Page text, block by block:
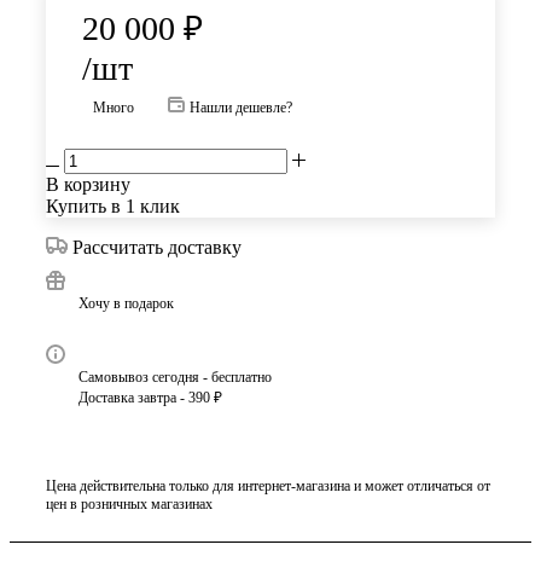
20 000 ₽
/шт
Много Нашли дешевле?
В корзину
Купить в 1 клик
Рассчитать доставку
Хочу в подарок
Самовывоз сегодня - бесплатно
Доставка завтра - 390 ₽
Цена действительна только для интернет-магазина и может отличаться от
цен в розничных магазинах